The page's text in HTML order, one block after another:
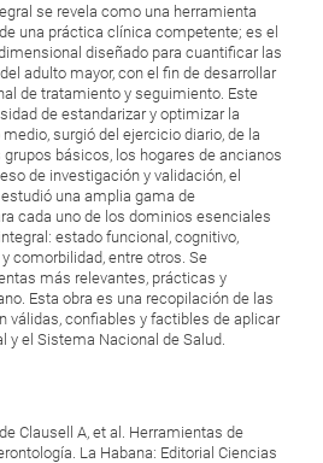
se revela como una herramienta
una práctica clínica competente; es el
diseñado para cuantificar las
adulto mayor, con el fin de desarrollar
de tratamiento y seguimiento. Este
de estandarizar y optimizar la
surgió del ejercicio diario, de la
básicos, los hogares de ancianos
de investigación y validación, el
una amplia gama de
cada uno de los dominios esenciales
estado funcional, cognitivo,
comorbilidad, entre otros. Se
más relevantes, prácticas y
Esta obra es una recopilación de las
válidas, confiables y factibles de aplicar
y el Sistema Nacional de Salud.
Clausell A, et al. Herramientas de
La Habana: Editorial Ciencias